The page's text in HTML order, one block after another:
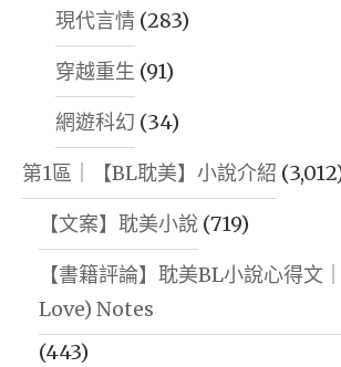
現代言情 (283)
穿越重生 (91)
網遊科幻 (34)
第1區｜【BL耽美】小說介紹
【文案】耽美小說 (719)
【書籍評論】耽美BL小說心得文
Love) Notes
(443)